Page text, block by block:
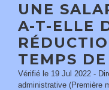
UNE
A-T-ELLE
TEMPS
Vérifié le 19 Jul 2022 -
administrative (Première